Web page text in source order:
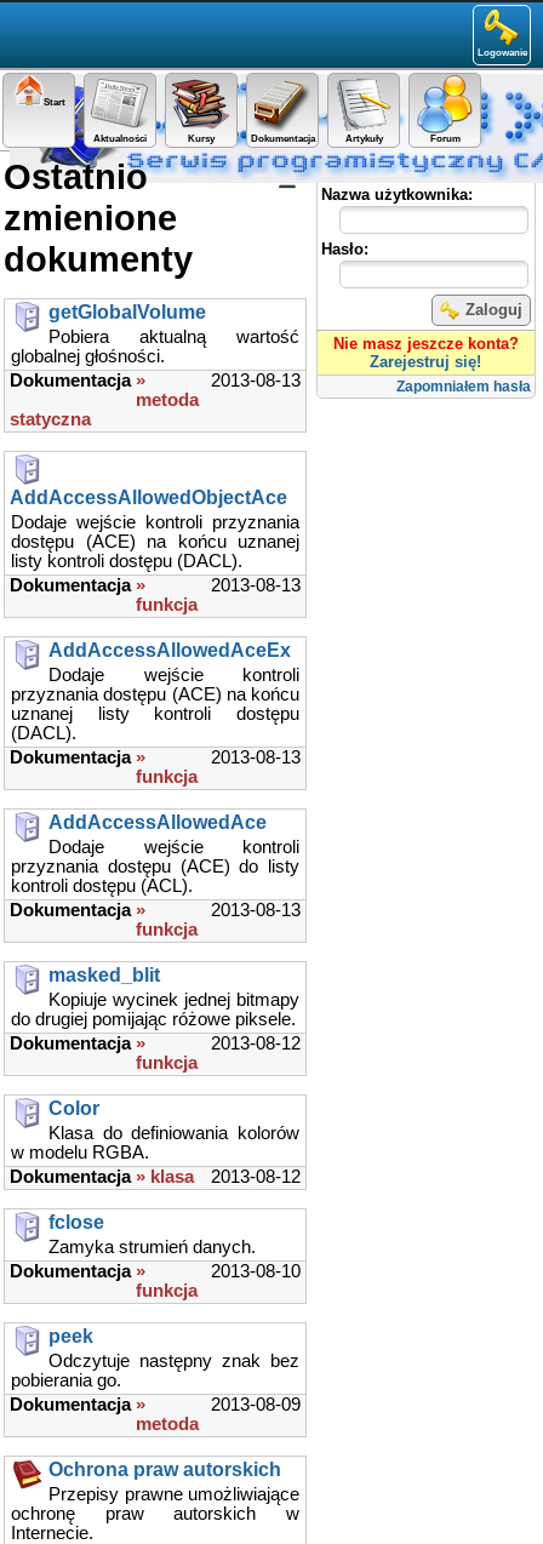
Logowanie
Start
Aktualności Kursy Dokumentacja Artykuły Forum
Panel użytkownika
Nazwa użytkownika:
Hasło:
Zaloguj
Nie masz jeszcze konta?
Zarejestruj się!
Zapomniałem hasła
Ostatnio
zmienione
dokumenty
getGlobalVolume
Pobiera aktualną wartość
globalnej głośności.
2013-08-13
Dokumentacja »
metoda
statyczna
AddAccessAllowedObjectAce
Dodaje wejście kontroli przyznania
dostępu (ACE) na końcu uznanej
listy kontroli dostępu (DACL).
2013-08-13
Dokumentacja »
funkcja
AddAccessAllowedAceEx
Dodaje wejście kontroli
przyznania dostępu (ACE) na końcu
uznanej listy kontroli dostępu
(DACL).
2013-08-13
Dokumentacja »
funkcja
AddAccessAllowedAce
Dodaje wejście kontroli
przyznania dostępu (ACE) do listy
kontroli dostępu (ACL).
2013-08-13
Dokumentacja »
funkcja
masked_blit
Kopiuje wycinek jednej bitmapy
do drugiej pomijając różowe piksele.
2013-08-12
Dokumentacja »
funkcja
Color
Klasa do definiowania kolorów
w modelu RGBA.
2013-08-12
Dokumentacja » klasa
fclose
Zamyka strumień danych.
2013-08-10
Dokumentacja »
funkcja
peek
Odczytuje następny znak bez
pobierania go.
2013-08-09
Dokumentacja »
metoda
Ochrona praw autorskich
Przepisy prawne umożliwiające
ochronę praw autorskich w
Internecie.